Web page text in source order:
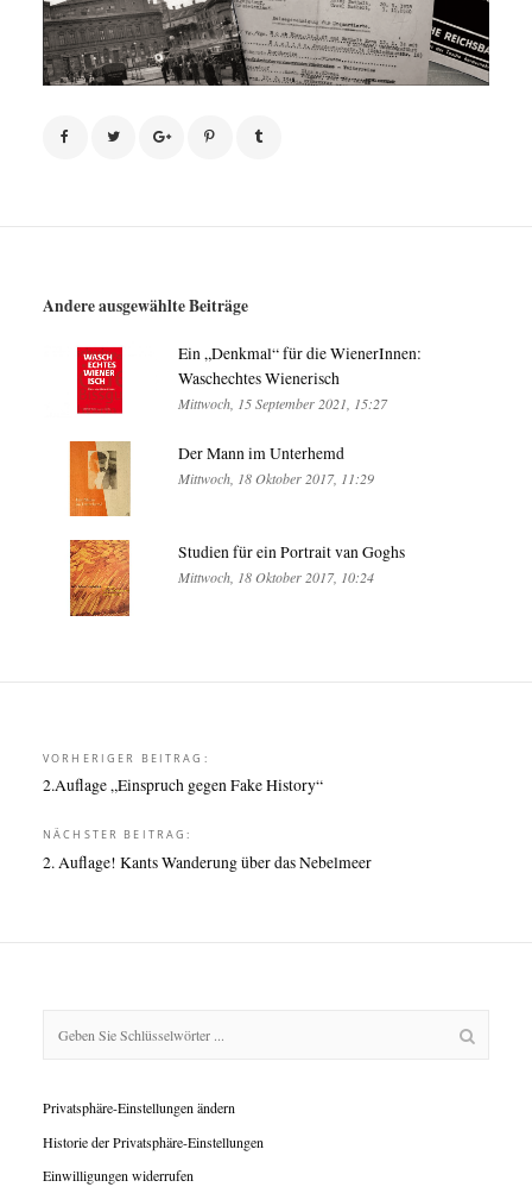
Andere ausgewählte Beiträge
Ein „Denkmal“ für die WienerInnen:
Waschechtes Wienerisch
Mittwoch, 15 September 2021, 15:27
Der Mann im Unterhemd
Mittwoch, 18 Oktober 2017, 11:29
Studien für ein Portrait van Goghs
Mittwoch, 18 Oktober 2017, 10:24
Beitragsnavigation
VORHERIGER BEITRAG:
2.Auflage „Einspruch gegen Fake History“
NÄCHSTER BEITRAG:
2. Auflage! Kants Wanderung über das Nebelmeer
Privatsphäre-Einstellungen ändern
Historie der Privatsphäre-Einstellungen
Einwilligungen widerrufen